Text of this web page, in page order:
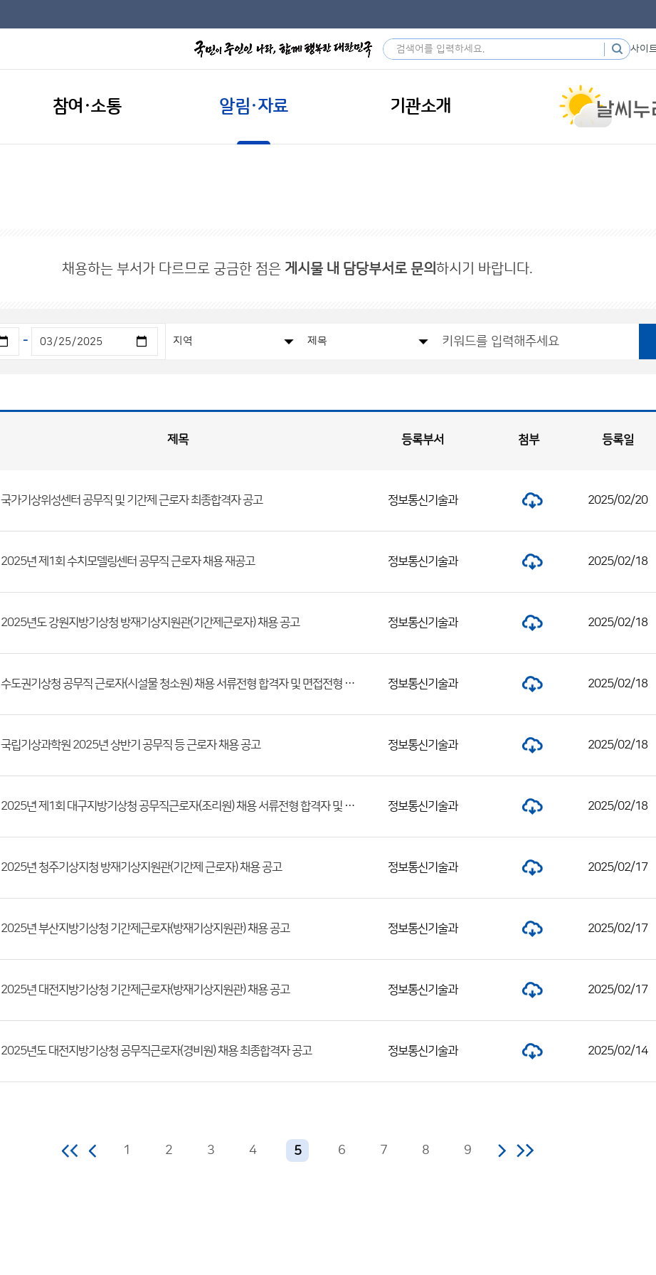
사이
참여·소통 알림·자료 기관소개
채용하는 부서가 다르므로 궁금한 점은 게시물 내 담당부서로 문의하시기 바랍니다.
-
제목 등록부서 첨부 등록일
국가기상위성센터 공무직 및 기간제 근로자 최종합격자 공고 정보통신기술과 2025/02/20
2025년 제1회 수치모델링센터 공무직 근로자 채용 재공고 정보통신기술과 2025/02/18
2025년도 강원지방기상청 방재기상지원관(기간제근로자) 채용 공고 정보통신기술과 2025/02/18
수도권기상청 공무직 근로자(시설물 청소원) 채용 서류전형 합격자 및 면접전형 시행 공고 정보통신기술과 2025/02/18
국립기상과학원 2025년 상반기 공무직 등 근로자 채용 공고 정보통신기술과 2025/02/18
2025년 제1회 대구지방기상청 공무직근로자(조리원) 채용 서류전형 합격자 및 면접시험 일정 공고 정보통신기술과 2025/02/18
2025년 청주기상지청 방재기상지원관(기간제 근로자) 채용 공고 정보통신기술과 2025/02/17
2025년 부산지방기상청 기간제근로자(방재기상지원관) 채용 공고 정보통신기술과 2025/02/17
2025년 대전지방기상청 기간제근로자(방재기상지원관) 채용 공고 정보통신기술과 2025/02/17
2025년도 대전지방기상청 공무직근로자(경비원) 채용 최종합격자 공고 정보통신기술과 2025/02/14
1 2 3 4 5 6 7 8 9